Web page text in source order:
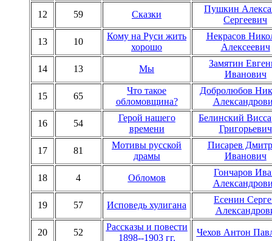
12 59 Сказки
Пушкин
Сергеевич
13 10
Кому на Руси жить
хорошо
Некрасов
Алексеевич
14 13 Мы
Замятин
Иванович
15 65
Что такое
обломовщина?
Добролюбов
16 54
Герой нашего
времени
Белинский
Григорьевич
17 81
Мотивы русской
драмы
Писарев
Иванович
18 4 Обломов
Гончаров
19 57 Исповедь хулигана
Есенин
20 52
Рассказы и повести
1898--1903 гг.
Чехов Антон